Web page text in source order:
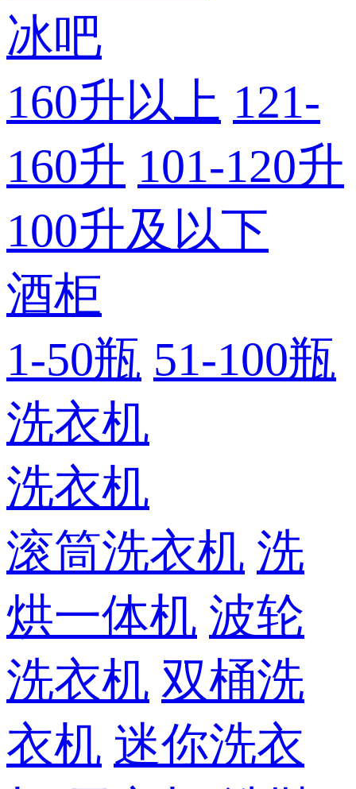
冰吧
160升以上 121-
160升 101-120升
100升及以下
酒柜
1-50瓶 51-100瓶
洗衣机
洗衣机
滚筒洗衣机 洗
烘一体机 波轮
洗衣机 双桶洗
衣机 迷你洗衣